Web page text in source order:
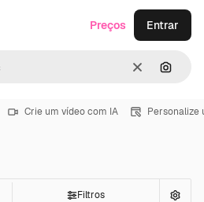
Limpar
Preços Entrar
Crie um vídeo com IA Personalize
Filtros